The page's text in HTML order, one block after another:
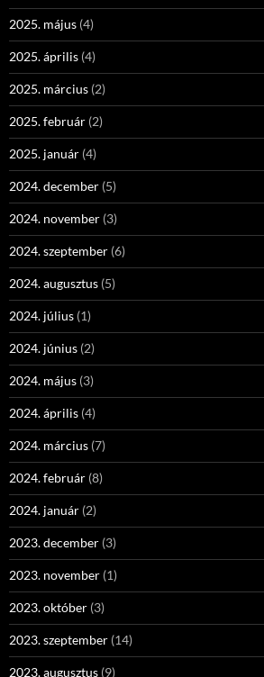
2025. május (4)
2025. április (4)
2025. március (2)
2025. február (2)
2025. január (4)
2024. december (5)
2024. november (3)
2024. szeptember (6)
2024. augusztus (5)
2024. július (1)
2024. június (2)
2024. május (3)
2024. április (4)
2024. március (7)
2024. február (8)
2024. január (2)
2023. december (3)
2023. november (1)
2023. október (3)
2023. szeptember (14)
2023. augusztus (9)